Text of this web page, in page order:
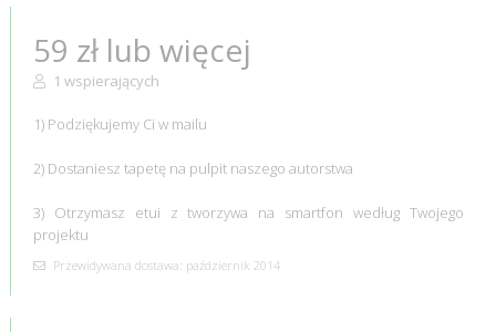
59 zł lub więcej
1 wspierających
1) Podziękujemy Ci w mailu
2) Dostaniesz tapetę na pulpit naszego autorstwa
3) Otrzymasz etui z tworzywa na smartfon według Twojego
projektu
Przewidywana dostawa: październik 2014